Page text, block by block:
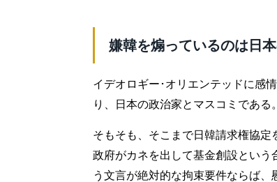
嫌韓を煽っているのは日
イデオロギー･オリエンテッドに感
り、日本の政治家とマスコミである。
そもそも、そこまで日韓請求権協定
政府がカネを出して基金創設とい
う文言が絶対的な拘束要件ならば